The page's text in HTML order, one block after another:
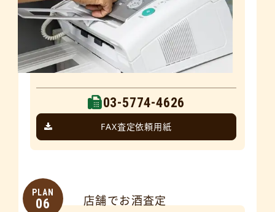
03-5774-4626
FAX査定依頼用紙
PLAN
06 店舗でお酒査定